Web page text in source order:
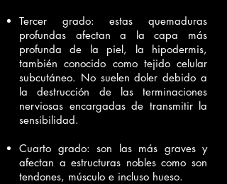
Tercer grado: estas quemaduras
profundas afectan a la capa más
profunda de la piel, la hipodermis,
también conocido como tejido celular
subcutáneo. No suelen doler debido a
la destrucción de las terminaciones
nerviosas encargadas de transmitir la
sensibilidad.
Cuarto grado: son las más graves y
afectan a estructuras nobles como son
tendones, músculo e incluso hueso.